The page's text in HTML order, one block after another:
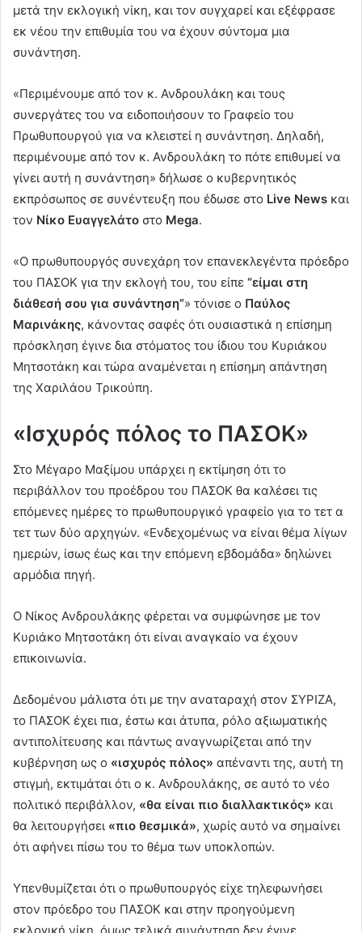
μετά την εκλογική νίκη, και τον συγχαρεί και εξέφρασε
εκ νέου την επιθυμία του να έχουν σύντομα μια
συνάντηση.
«Περιμένουμε από τον κ. Ανδρουλάκη και τους
συνεργάτες του να ειδοποιήσουν το Γραφείο του
Πρωθυπουργού για να κλειστεί η συνάντηση. Δηλαδή,
περιμένουμε από τον κ. Ανδρουλάκη το πότε επιθυμεί να
γίνει αυτή η συνάντηση» δήλωσε ο κυβερνητικός
εκπρόσωπος σε συνέντευξη που έδωσε στο Live News και
τον Νίκο Ευαγγελάτο στο Mega.
«Ο πρωθυπουργός συνεχάρη τον επανεκλεγέντα πρόεδρο
του ΠΑΣΟΚ για την εκλογή του, του είπε “είμαι στη
διάθεσή σου για συνάντηση”» τόνισε ο Παύλος
Μαρινάκης, κάνοντας σαφές ότι ουσιαστικά η επίσημη
πρόσκληση έγινε δια στόματος του ίδιου του Κυριάκου
Μητσοτάκη και τώρα αναμένεται η επίσημη απάντηση
της Χαριλάου Τρικούπη.
«Ισχυρός πόλος το ΠΑΣΟΚ»
Στο Μέγαρο Μαξίμου υπάρχει η εκτίμηση ότι το
περιβάλλον του προέδρου του ΠΑΣΟΚ θα καλέσει τις
επόμενες ημέρες το πρωθυπουργικό γραφείο για το τετ α
τετ των δύο αρχηγών. «Ενδεχομένως να είναι θέμα λίγων
ημερών, ίσως έως και την επόμενη εβδομάδα» δηλώνει
αρμόδια πηγή.
Ο Νίκος Ανδρουλάκης φέρεται να συμφώνησε με τον
Κυριάκο Μητσοτάκη ότι είναι αναγκαίο να έχουν
επικοινωνία.
Δεδομένου μάλιστα ότι με την αναταραχή στον ΣΥΡΙΖΑ,
το ΠΑΣΟΚ έχει πια, έστω και άτυπα, ρόλο αξιωματικής
αντιπολίτευσης και πάντως αναγνωρίζεται από την
κυβέρνηση ως ο «ισχυρός πόλος» απέναντι της, αυτή τη
στιγμή, εκτιμάται ότι ο κ. Ανδρουλάκης, σε αυτό το νέο
πολιτικό περιβάλλον, «θα είναι πιο διαλλακτικός» και
θα λειτουργήσει «πιο θεσμικά», χωρίς αυτό να σημαίνει
ότι αφήνει πίσω του το θέμα των υποκλοπών.
Υπενθυμίζεται ότι ο πρωθυπουργός είχε τηλεφωνήσει
στον πρόεδρο του ΠΑΣΟΚ και στην προηγούμενη